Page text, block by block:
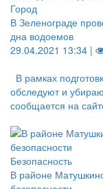
Город
В Зеленограде
дна водоемов
29.04.2021 13:34 |
В рамках
обследуют и
сообщается на
Безопасность
В районе